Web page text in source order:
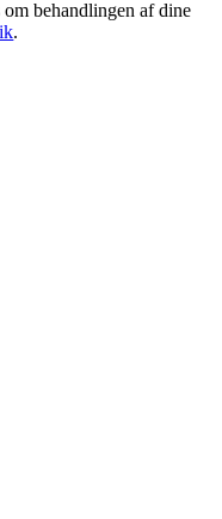
behandlingen af dine
.